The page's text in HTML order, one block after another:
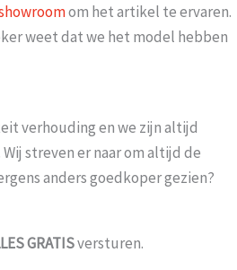
om het artikel te ervaren.
weet dat we het model hebben
verhouding en we zijn altijd
streven er naar om altijd de
anders goedkoper gezien?
GRATISversturen.